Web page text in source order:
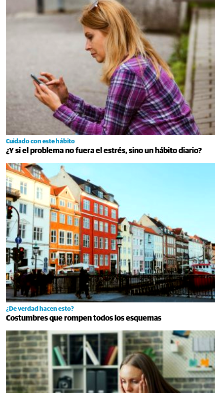
Cuidado con este hábito
¿Y si el problema no fuera el estrés, sino un hábito diario?
¿De verdad hacen esto?
Costumbres que rompen todos los esquemas